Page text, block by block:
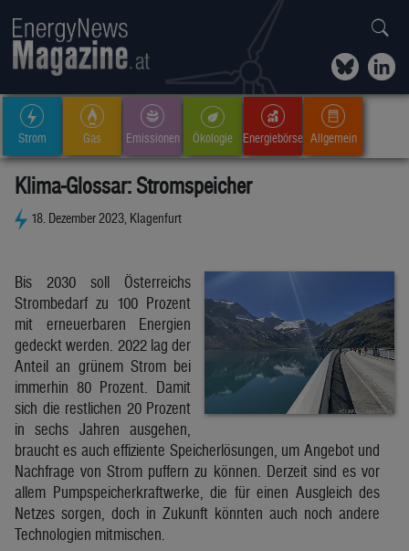
Strom Gas Emissionen Ökologie Energiebörse Allgemein
Klima-Glossar: Stromspeicher
18. Dezember 2023, Klagenfurt
Bis 2030 soll Österreichs
Strombedarf zu 100 Prozent
mit erneuerbaren Energien
gedeckt werden. 2022 lag der
Anteil an grünem Strom bei
immerhin 80 Prozent. Damit
sich die restlichen 20 Prozent
in sechs Jahren ausgehen,
braucht es auch effiziente Speicherlösungen, um Angebot und
Nachfrage von Strom puffern zu können. Derzeit sind es vor
allem Pumpspeicherkraftwerke, die für einen Ausgleich des
Netzes sorgen, doch in Zukunft könnten auch noch andere
Technologien mitmischen.